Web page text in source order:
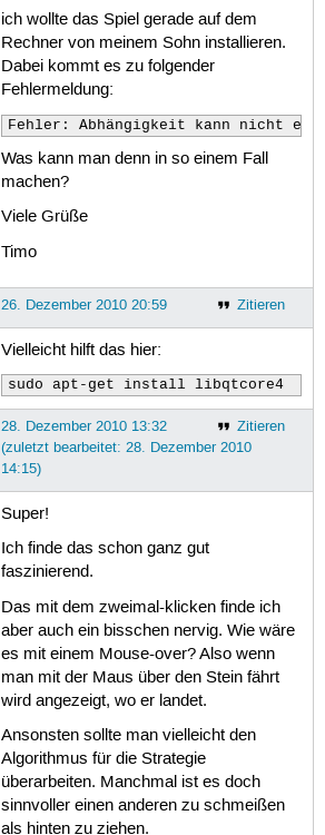
ich wollte das Spiel gerade auf dem
Rechner von meinem Sohn installieren.
Dabei kommt es zu folgender
Fehlermeldung:
Fehler: Abhängigkeit kann nicht
Was kann man denn in so einem Fall
machen?
Viele Grüße
Timo
Zitieren
26. Dezember 2010 20:59
Vielleicht hilft das hier:
sudo apt-get install libqtcore4
Zitieren
28. Dezember 2010 13:32
(zuletzt bearbeitet: 28. Dezember 2010
14:15)
Super!
Ich finde das schon ganz gut
faszinierend.
Das mit dem zweimal-klicken finde ich
aber auch ein bisschen nervig. Wie wäre
es mit einem Mouse-over? Also wenn
man mit der Maus über den Stein fährt
wird angezeigt, wo er landet.
Ansonsten sollte man vielleicht den
Algorithmus für die Strategie
überarbeiten. Manchmal ist es doch
sinnvoller einen anderen zu schmeißen
als hinten zu ziehen.